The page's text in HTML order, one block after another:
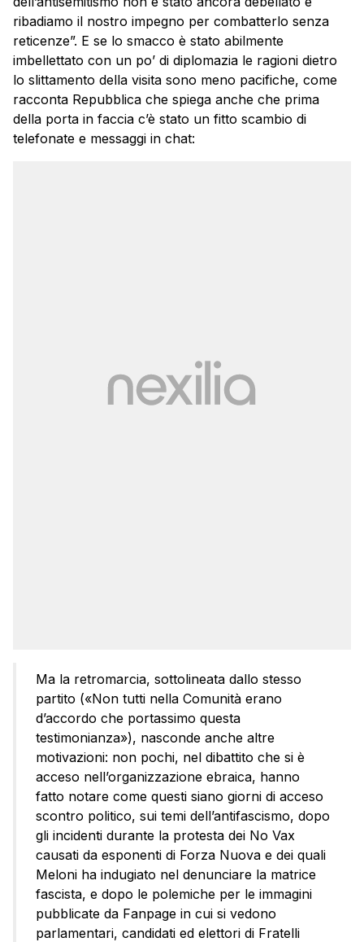
ribadiamo il nostro impegno per combatterlo senza
reticenze”. E se lo smacco è stato abilmente
imbellettato con un po’ di diplomazia le ragioni dietro
lo slittamento della visita sono meno pacifiche, come
racconta Repubblica che spiega anche che prima
della porta in faccia c’è stato un fitto scambio di
telefonate e messaggi in chat:
Ma la retromarcia, sottolineata dallo stesso
partito («Non tutti nella Comunità erano
d’accordo che portassimo questa
testimonianza»), nasconde anche altre
motivazioni: non pochi, nel dibattito che si è
acceso nell’organizzazione ebraica, hanno
fatto notare come questi siano giorni di acceso
scontro politico, sui temi dell’antifascismo, dopo
gli incidenti durante la protesta dei No Vax
causati da esponenti di Forza Nuova e dei quali
Meloni ha indugiato nel denunciare la matrice
fascista, e dopo le polemiche per le immagini
pubblicate da Fanpage in cui si vedono
parlamentari, candidati ed elettori di Fratelli